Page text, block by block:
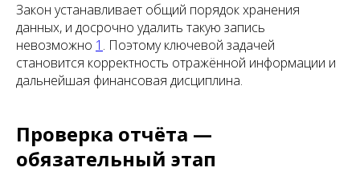
Закон устанавливает общий порядок хранения
данных, и досрочно удалить такую запись
невозможно 1 . Поэтому ключевой задачей
становится корректность отражённой информации и
дальнейшая финансовая дисциплина.
Проверка отчёта —
обязательный этап